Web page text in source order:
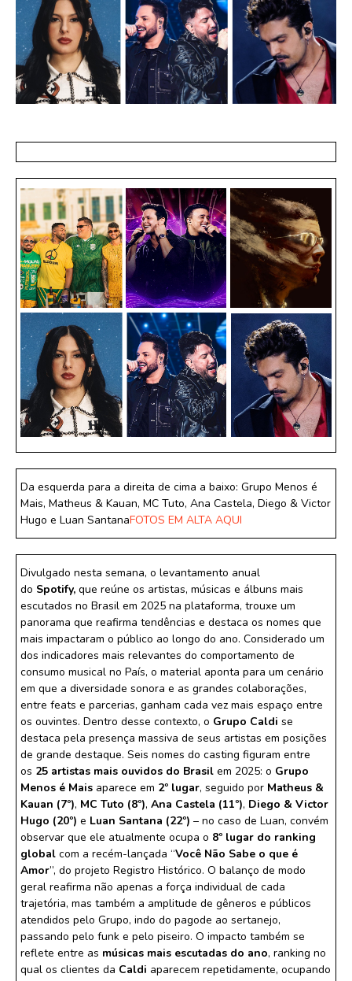
Da esquerda para a direita de cima a baixo: Grupo Menos é
Mais, Matheus & Kauan, MC Tuto, Ana Castela, Diego & Victor
Hugo e Luan SantanaFOTOS EM ALTA AQUI
Divulgado nesta semana, o levantamento anual
do Spotify, que reúne os artistas, músicas e álbuns mais
escutados no Brasil em 2025 na plataforma, trouxe um
panorama que reafirma tendências e destaca os nomes que
mais impactaram o público ao longo do ano. Considerado um
dos indicadores mais relevantes do comportamento de
consumo musical no País, o material aponta para um cenário
em que a diversidade sonora e as grandes colaborações,
entre feats e parcerias, ganham cada vez mais espaço entre
os ouvintes. Dentro desse contexto, o Grupo Caldi se
destaca pela presença massiva de seus artistas em posições
de grande destaque. Seis nomes do casting figuram entre
os 25 artistas mais ouvidos do Brasil em 2025: o Grupo
Menos é Mais aparece em 2º lugar, seguido por Matheus &
Kauan (7º), MC Tuto (8º), Ana Castela (11º), Diego & Victor
Hugo (20º) e Luan Santana (22º) – no caso de Luan, convém
observar que ele atualmente ocupa o 8º lugar do ranking
global com a recém-lançada “Você Não Sabe o que é
Amor”, do projeto Registro Histórico. O balanço de modo
geral reafirma não apenas a força individual de cada
trajetória, mas também a amplitude de gêneros e públicos
atendidos pelo Grupo, indo do pagode ao sertanejo,
passando pelo funk e pelo piseiro. O impacto também se
reflete entre as músicas mais escutadas do ano, ranking no
qual os clientes da Caldi aparecem repetidamente, ocupando